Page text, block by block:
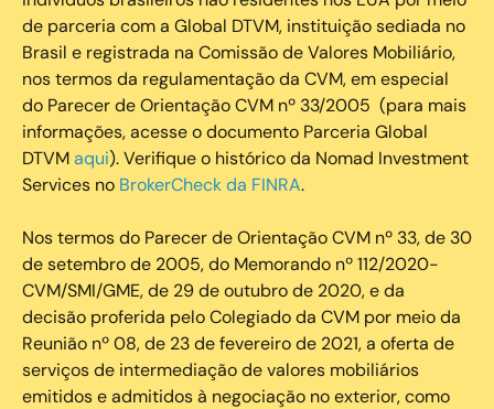
de parceria com a Global DTVM, instituição sediada no
Brasil e registrada na Comissão de Valores Mobiliário,
nos termos da regulamentação da CVM, em especial
do Parecer de Orientação CVM nº 33/2005 (para mais
informações, acesse o documento Parceria Global
DTVMaqui). Verifique o histórico da Nomad Investment
Services no BrokerCheck da FINRA.
Nos termos do Parecer de Orientação CVM nº 33, de 30
de setembro de 2005, do Memorando nº 112/2020-
CVM/SMI/GME, de 29 de outubro de 2020, e da
decisão proferida pelo Colegiado da CVM por meio da
Reunião nº 08, de 23 de fevereiro de 2021, a oferta de
serviços de intermediação de valores mobiliários
emitidos e admitidos à negociação no exterior, como